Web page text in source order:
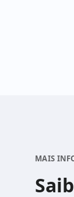
MAIS